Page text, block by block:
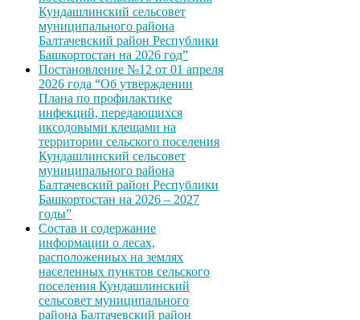
Кундашлинский сельсовет
муниципального района
Балтачевский район Республики
Башкортостан на 2026 год”
Постановление №12 от 01 апреля
2026 года “Об утверждении
Плана по профилактике
инфекций, передающихся
иксодовыми клещами на
территории сельского поселения
Кундашлинский сельсовет
муниципального района
Балтачевский район Республики
Башкортостан на 2026 – 2027
годы”
Состав и содержание
информации о лесах,
расположенных на землях
населенных пунктов сельского
поселения Кундашлинский
сельсовет муниципального
района Балтачевский район